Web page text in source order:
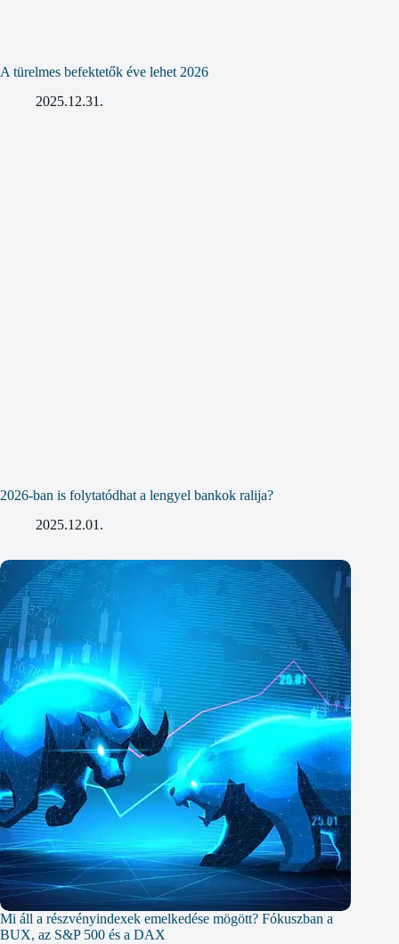
A türelmes befektetők éve lehet 2026
2025.12.31.
2026-ban is folytatódhat a lengyel bankok ralija?
2025.12.01.
Mi áll a részvényindexek emelkedése mögött? Fókuszban a
BUX, az S&P 500 és a DAX